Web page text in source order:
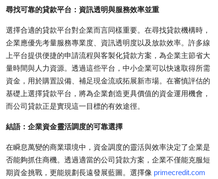
尋找可靠的貸款平台：資訊透明與服務效率並重
選擇合適的貸款平台對企業而言同樣重要。在尋找貸款機構時，
企業應優先考量服務專業度、資訊透明度以及放款效率。許多線
上平台提供便捷的申請流程與客製化貸款方案，為企業主節省大
量時間與人力資源。透過這些平台，中小企業可以快速取得所需
資金，用於購置設備、補足現金流或拓展新市場。在審慎評估的
基礎上選擇貸款平台，將為企業創造更具價值的資金運用機會，
而公司貸款正是實現這一目標的有效途徑。
結語：企業資金靈活調度的可靠選擇
在瞬息萬變的商業環境中，資金調度的靈活與效率決定了企業是
否能夠抓住商機。透過適當的公司貸款方案，企業不僅能克服短
期資金挑戰，更能規劃長遠發展藍圖。選擇像 primecredit.com